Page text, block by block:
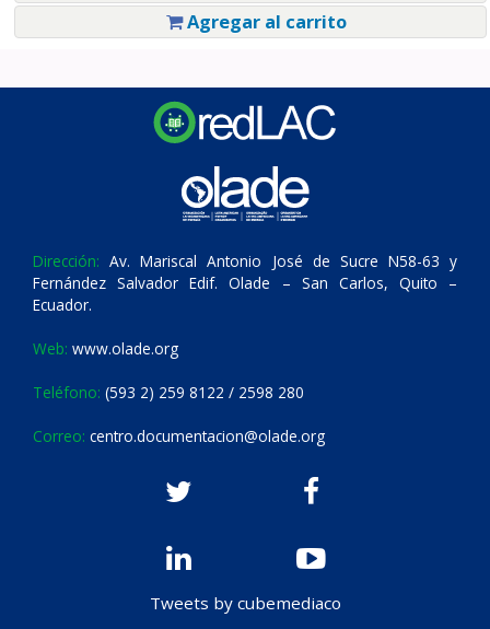
Agregar al carrito
Dirección: Av. Mariscal Antonio José de Sucre N58-63 y
Fernández Salvador Edif. Olade – San Carlos, Quito –
Ecuador.
Web: www.olade.org
Teléfono: (593 2) 259 8122 / 2598 280
Correo: centro.documentacion@olade.org
Tweets by cubemediaco